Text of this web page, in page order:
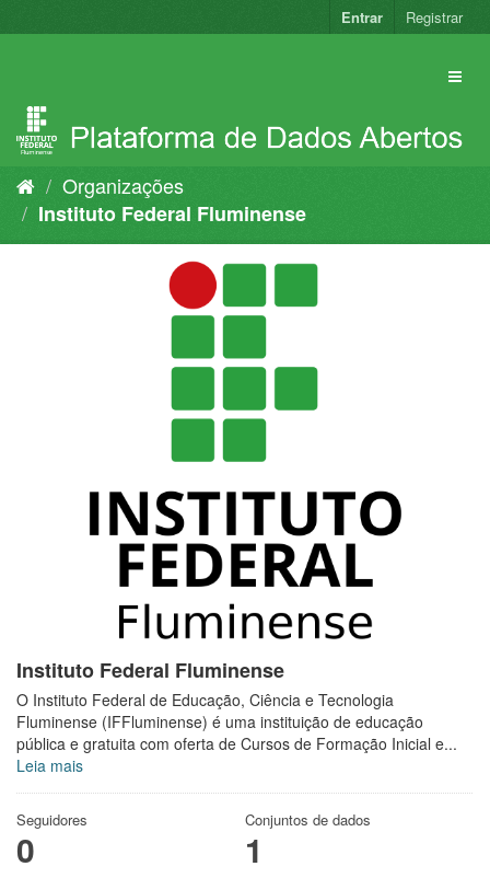
para
Entrar Registrar
Organizações
Instituto Federal Fluminense
Instituto Federal Fluminense
O Instituto Federal de Educação, Ciência e Tecnologia
Fluminense (IFFluminense) é uma instituição de educação
pública e gratuita com oferta de Cursos de Formação Inicial e...
Leia mais
Seguidores
0
Conjuntos de dados
1